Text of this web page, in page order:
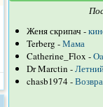
Женя скрипач -
Terberg -Мама
Catherine_Flox -
Dr Marctin -
chasb1974 -